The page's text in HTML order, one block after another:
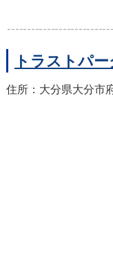
トラストパ
住所：大分県大分市